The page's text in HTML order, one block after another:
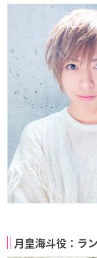
月皇海斗役：ラ